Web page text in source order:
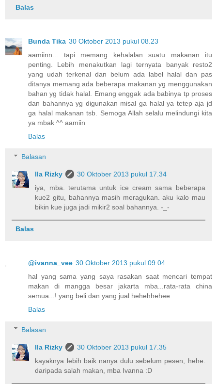
Balas
Bunda Tika 30 Oktober 2013 pukul 08.23
aamiinn... tapi memang kehalalan suatu makanan itu
penting. Lebih menakutkan lagi ternyata banyak resto2
yang udah terkenal dan belum ada label halal dan pas
ditanya memang ada beberapa makanan yg menggunakan
bahan yg tidak halal. Emang enggak ada babinya tp proses
dan bahannya yg digunakan misal ga halal ya tetep aja jd
ga halal makanan tsb. Semoga Allah selalu melindungi kita
ya mbak ^^ aamiin
Balas
Balasan
Ila Rizky
30 Oktober 2013 pukul 17.34
iya, mba. terutama untuk ice cream sama beberapa
kue2 gitu, bahannya masih meragukan. aku kalo mau
bikin kue juga jadi mikir2 soal bahannya. -_-
Balas
@ivanna_vee 30 Oktober 2013 pukul 09.04
hal yang sama yang saya rasakan saat mencari tempat
makan di mangga besar jakarta mba...rata-rata china
semua...! yang beli dan yang jual hehehhehee
Balas
Balasan
Ila Rizky
30 Oktober 2013 pukul 17.35
kayaknya lebih baik nanya dulu sebelum pesen, hehe.
daripada salah makan, mba Ivanna :D